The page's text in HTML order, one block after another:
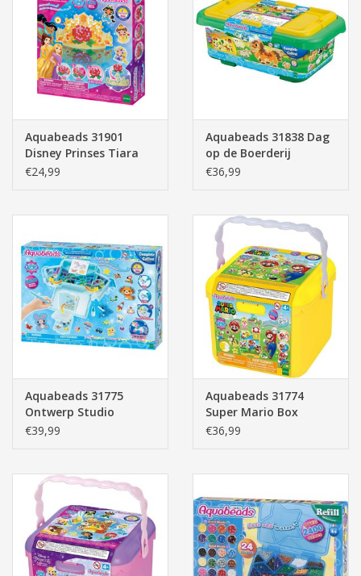
Aquabeads 31901
Disney Prinses Tiara
Set
€24,99
Aquabeads 31838 Dag
op de Boerderij
€36,99
Aquabeads 31775
Ontwerp Studio
€39,99
Aquabeads 31774
Super Mario Box
€36,99